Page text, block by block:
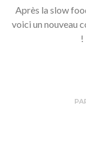
Après la slow
voici un nouveau
!